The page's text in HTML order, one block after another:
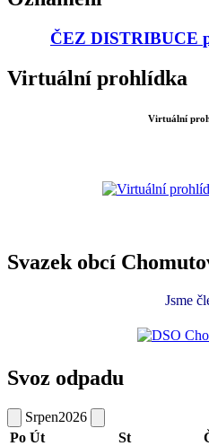
ČEZ DISTRIBUCE
Virtuální prohlídka
Virtuální
Svazek obcí
Jsme
Svoz odpadu
Srpen2026
Po Út St